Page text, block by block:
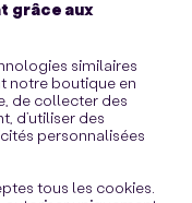
grâce aux
similaires
notre boutique en
de collecter des
d’utiliser des
personnalisées
tous les cookies.